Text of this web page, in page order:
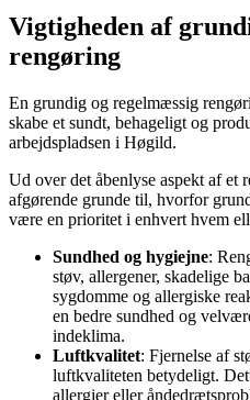
Vigtigheden af
rengøring
En grundig og regelmæssig
skabe et sundt, behageligt og
arbejdspladsen i Høgild.
Ud over det åbenlyse aspekt af et
afgørende grunde til, hvorfor
være en prioritet i enhvert hvem
Sundhed og hygiejne:
støv, allergener, skadelige
sygdomme og allergiske
en bedre sundhed og
indeklima.
Luftkvalitet: Fjernelse af
luftkvaliteten betydeligt.
allergier eller